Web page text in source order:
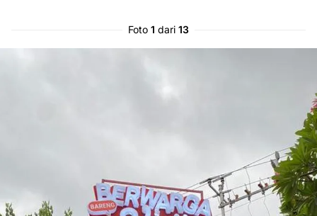
Foto 1 dari 13